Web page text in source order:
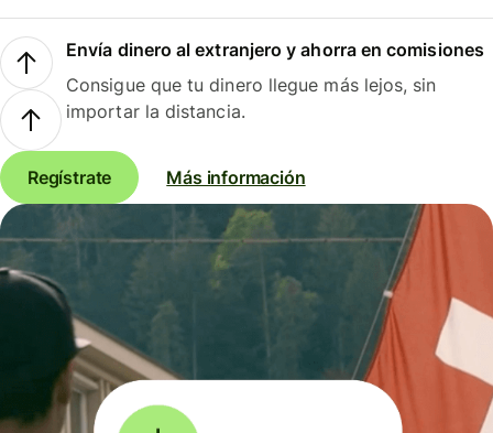
Envía dinero al extranjero y ahorra en comisiones
Consigue que tu dinero llegue más lejos, sin
importar la distancia.
Regístrate Más información